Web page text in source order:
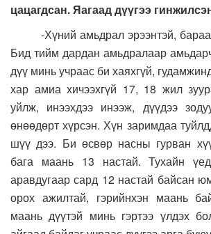
цацагдсан. Яагаад дүүгээ
-Хүний амьдрал эрээнтэй,
Бид тийм дардан амьдралаар
дүү минь учраас би хаяхгүй,
хар амиа хичээхгүй 17, 18 жил
уйлж, инээхдээ инээж, дүүдээ
өнөөдөрт хүрсэн. Хүн заримдаа
шүү дээ. Би өсвөр насны гурван
бага маань 13 настай. Тухайн
аравдугаар сард 12 настай байсан
орох ажилтай, гэрийнхэн маань
маань дүүтэй минь гэртээ үлдэх